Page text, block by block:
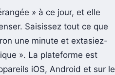
» à ce jour, et elle
Saisissez tout ce que
une minute et extasiez-
». La plateforme est
iOS, Android et sur le